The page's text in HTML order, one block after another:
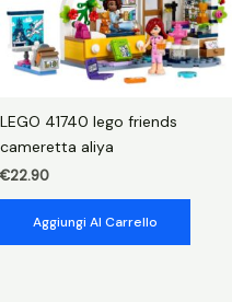
LEGO 41740 lego friends
cameretta aliya
€22.90
Aggiungi Al Carrello